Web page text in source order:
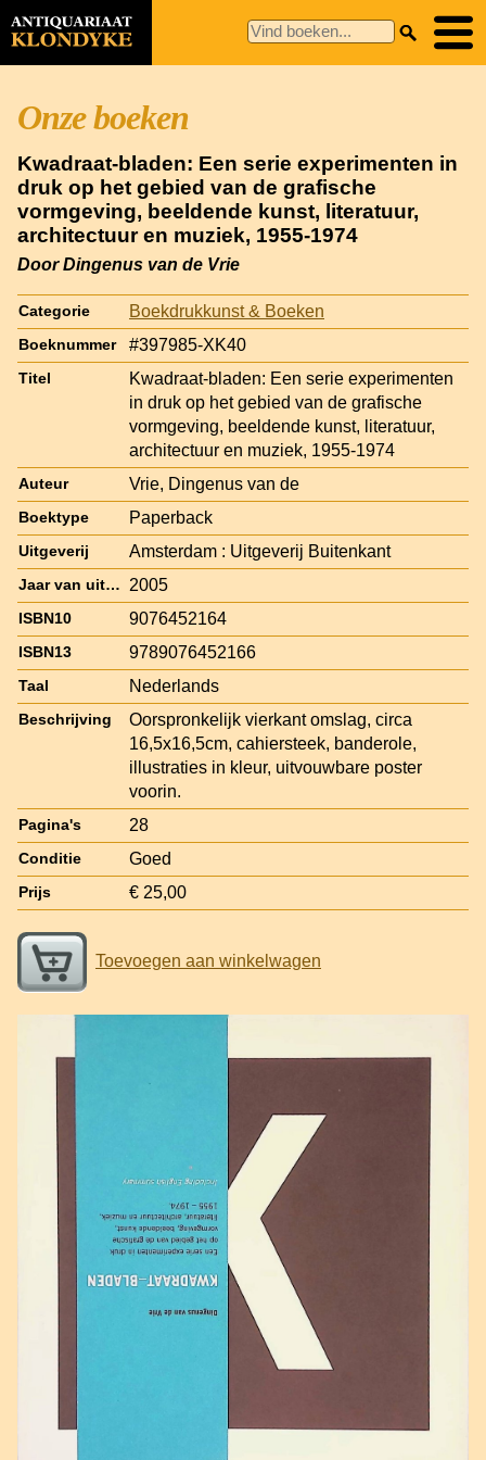
Onze boeken
Kwadraat-bladen: Een serie experimenten in
druk op het gebied van de grafische
vormgeving, beeldende kunst, literatuur,
architectuur en muziek, 1955-1974
Door Dingenus van de Vrie
Categorie Boekdrukkunst & Boeken
Boeknummer #397985-XK40
Titel
Kwadraat-bladen: Een serie experimenten
in druk op het gebied van de grafische
vormgeving, beeldende kunst, literatuur,
architectuur en muziek, 1955-1974
Auteur Vrie, Dingenus van de
Boektype Paperback
Uitgeverij Amsterdam : Uitgeverij Buitenkant
Jaar van uitgave 2005
ISBN10 9076452164
ISBN13 9789076452166
Taal Nederlands
Beschrijving
Oorspronkelijk vierkant omslag, circa
16,5x16,5cm, cahiersteek, banderole,
illustraties in kleur, uitvouwbare poster
voorin.
Pagina's 28
Conditie Goed
Prijs € 25,00
Toevoegen aan winkelwagen